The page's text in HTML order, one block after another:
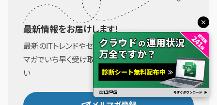
最新情報をお届けします！
最新のITトレンドやセキュリティ対策の情報を、メル
マガでいち早く受け取りませんか？ぜひご登録くださ
い